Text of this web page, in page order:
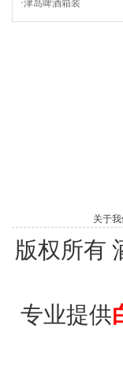
·津岛啤酒箱装
关于我
版权所有
专业提供